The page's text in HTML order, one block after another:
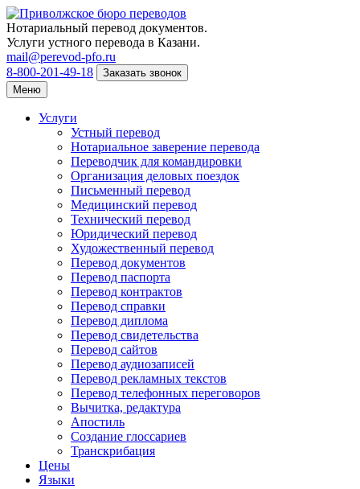
Нотариальный перевод документов.
Услуги устного перевода в Казани.
mail@perevod-pfo.ru
8-800-201-49-18
Заказать звонок
Меню
Услуги
Устный перевод
Нотариальное заверение перевода
Переводчик для командировки
Организация деловых поездок
Письменный перевод
Медицинский перевод
Технический перевод
Юридический перевод
Художественный перевод
Перевод документов
Перевод паспорта
Перевод контрактов
Перевод справки
Перевод диплома
Перевод свидетельства
Перевод сайтов
Перевод аудиозаписей
Перевод рекламных текстов
Перевод телефонных переговоров
Вычитка, редактура
Апостиль
Создание глоссариев
Транскрибация
Цены
Языки